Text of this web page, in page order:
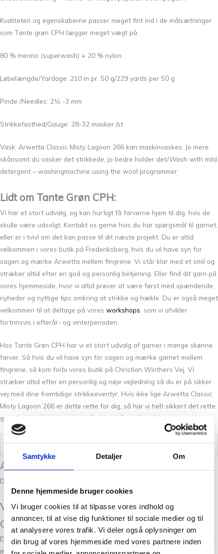
Samtykke Detaljer Om
Denne hjemmeside bruger cookies
Vi bruger cookies til at tilpasse vores indhold og
annoncer, til at vise dig funktioner til sociale medier og til
at analysere vores trafik. Vi deler også oplysninger om
din brug af vores hjemmeside med vores partnere inden
Kvaliteten og egenskaberne passer meget fint ind i de målsætninger
som Tante grøn CPH lægger meget vægt på.
80 % merino (superwash) + 20 % nylon
Løbelængde/Yardage: 210 m pr. 50 g/229 yards per 50 g
Pinde /Needles: 2½ -3 mm
Strikkefasthed/Gauge: 28-32 masker /st
Vask: Arwetta Classic Misty Lagoon 266 kan maskinvaskes. Jo mere
skånsomt du vasker det strikkede, jo bedre holder det/Wash with mild
detergent – washingmachine using the wool programmer
Lidt om Tante Grøn CPH:
Vi har et stort udvalg, og kan hurtigt få farverne hjem til dig, hvis de
skulle være udsolgt. Kontakt os gerne hvis du har spørgsmål til garnet,
eller er i tvivl om det kan passe til dit næste projekt. Du er altid
velkommen i vores butik på Frederiksberg, hvis du vil have syn for
sagen og mærke Arwetta mellem fingrene. Vi står klar med et smil og
stræber altid efter en god og personlig betjening. Eller find dit garn på
vores hjemmeside, hvor vi altid prøver at være først med spændende
nyheder og nyttige tips omkring at strikke og hækle. Du er også meget
velkommen til at deltage på vores workshops , som vi afvikler
fortrinsvis i efterår- og vinterperioden.
Hos Tante Grøn CPH har vi et stort udvalg af garner i mange skønne
farver. Så hvis du vil have syn for sagen og mærke garnet mellem
fingrene, så kom forbi vores butik på Christian Winthers Vej. Vi
stræber altid efter en personlig og nøje vejledning så du er på sikker
vej med dine fremtidige strikkeeventyr. Hvis ikke lige Arwetta Classic
Misty Lagoon 266 er dette rette for dig, så har vi helt sikkert det rette
garn for dig. Kontakt os her på siden, på telefon eller over email.
Vægt 0,5 kg
Anmeldelser
Der er endnu ikke nogle anmeldelser.
Vær den første til at anmelde “Arwetta
Classic Misty Lagoon 266”
Din e-mailadresse vil ikke blive publiceret. Krævede felter er markeret
med*